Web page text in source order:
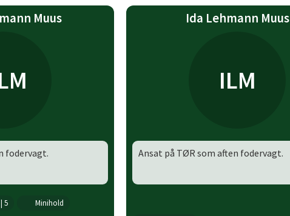
Muus
fodervagt.
5
Minihold
Ida Lehmann Muus
ILM
Ansat på TØR som aften fodervagt.